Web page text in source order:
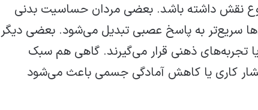
نقش داشته باشد. بعضی مردان حساسیت بدنی
سریع‌تر به پاسخ عصبی تبدیل می‌شود. بعضی دیگر
تجربه‌های ذهنی قرار می‌گیرند. گاهی هم سبک
کاری یا کاهش آمادگی جسمی باعث می‌شود